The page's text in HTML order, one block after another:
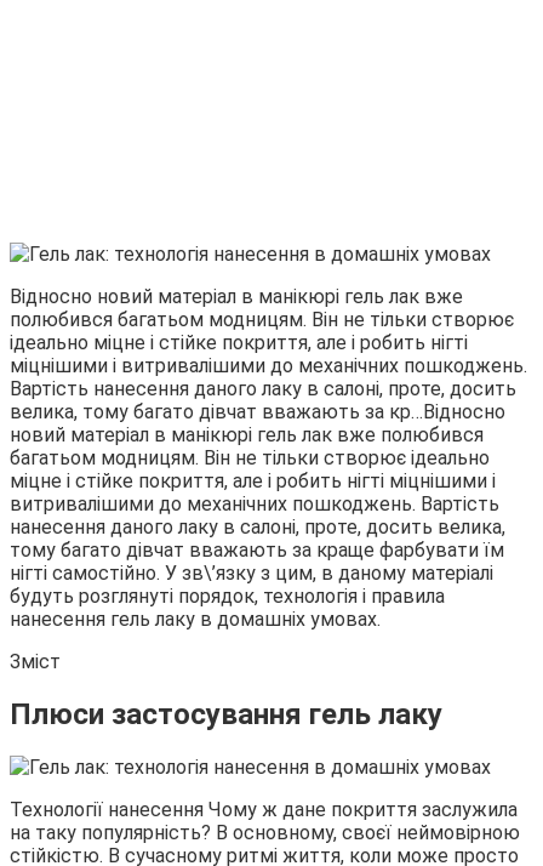
Відносно новий матеріал в манікюрі гель лак вже
полюбився багатьом модницям. Він не тільки створює
ідеально міцне і стійке покриття, але і робить нігті
міцнішими і витривалішими до механічних пошкоджень.
Вартість нанесення даного лаку в салоні, проте, досить
велика, тому багато дівчат вважають за кр…Відносно
новий матеріал в манікюрі гель лак вже полюбився
багатьом модницям. Він не тільки створює ідеально
міцне і стійке покриття, але і робить нігті міцнішими і
витривалішими до механічних пошкоджень. Вартість
нанесення даного лаку в салоні, проте, досить велика,
тому багато дівчат вважають за краще фарбувати їм
нігті самостійно. У зв\’язку з цим, в даному матеріалі
будуть розглянуті порядок, технологія і правила
нанесення гель лаку в домашніх умовах.
Зміст
Плюси застосування гель лаку
Технології нанесення Чому ж дане покриття заслужила
на таку популярність? В основному, своєї неймовірною
стійкістю. В сучасному ритмі життя, коли може просто